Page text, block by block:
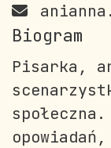
Biogram
Pisarka,